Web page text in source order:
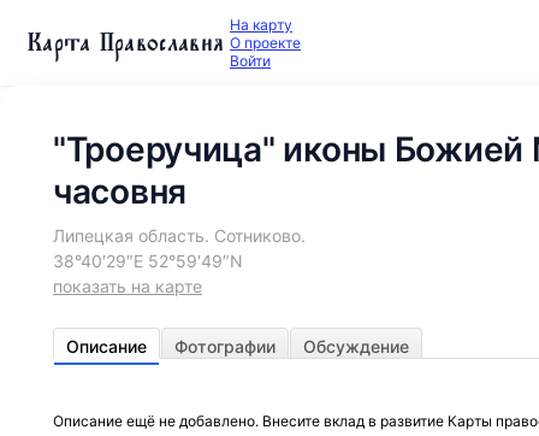
Карта Православия На карту
О проекте
Войти
"Троеручица" иконы Божией
часовня
Липецкая область. Сотниково.
38°40′29″E 52°59′49″N
показать на карте
Описание Фотографии Обсуждение
Описание ещё не добавлено. Внесите вклад в развитие Карты